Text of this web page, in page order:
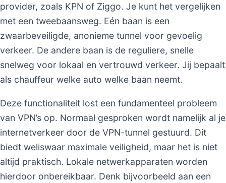
provider, zoals KPN of Ziggo. Je kunt het vergelijken
met een tweebaansweg. Eén baan is een
zwaarbeveiligde, anonieme tunnel voor gevoelig
verkeer. De andere baan is de reguliere, snelle
snelweg voor lokaal en vertrouwd verkeer. Jij bepaalt
als chauffeur welke auto welke baan neemt.
Deze functionaliteit lost een fundamenteel probleem
van VPN’s op. Normaal gesproken wordt namelijk al je
internetverkeer door de VPN-tunnel gestuurd. Dit
biedt weliswaar maximale veiligheid, maar het is niet
altijd praktisch. Lokale netwerkapparaten worden
hierdoor onbereikbaar. Denk bijvoorbeeld aan een